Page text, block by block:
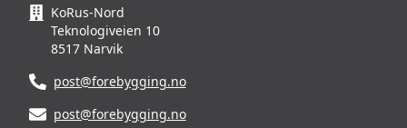
KoRus-Nord
Teknologiveien 10
8517 Narvik
post@forebygging.no
post@forebygging.no